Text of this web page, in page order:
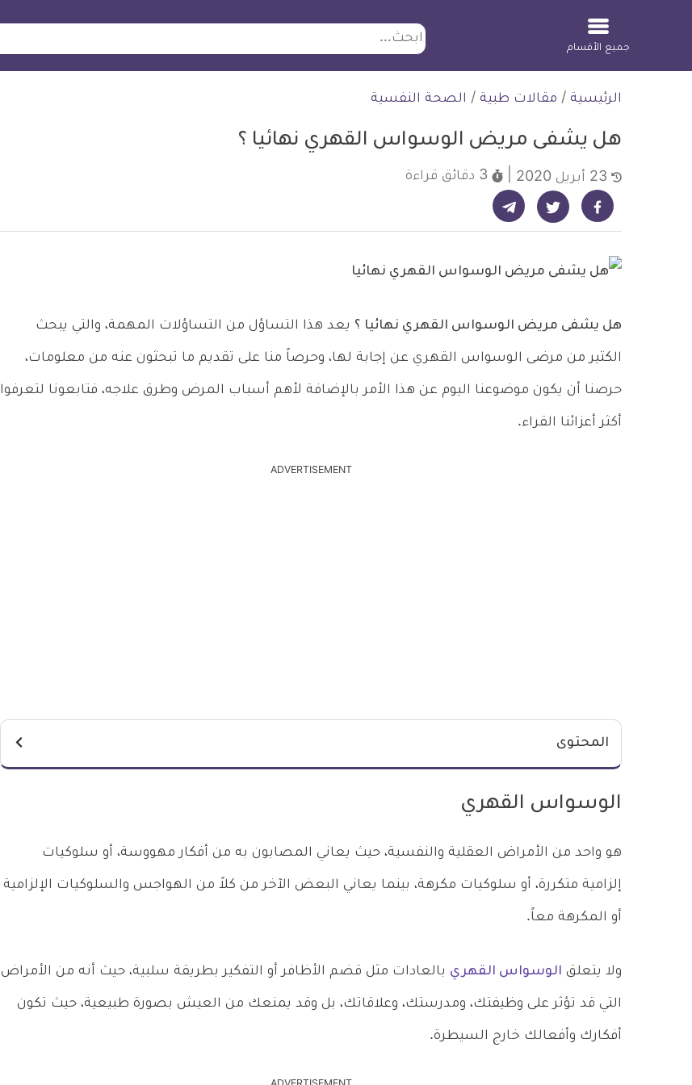
ابحث
جميع الأقسام
الرئيسية / مقالات طبية / الصحة النفسية
هل يشفى مريض الوسواس القهري نهائيا ؟
3 دقائق قراءة
شارك على فيسبوك - ديلي ميديكال انفو شارك على تويتر - ديلي ميديكال انفو شارك على تيليجرام - ديلي ميديكال انفو
هل يشفى مريض الوسواس القهري نهائيا ؟ يعد هذا التساؤل من التساؤلات المهمة، والتي يبحث
الكثير من مرضى الوسواس القهري عن إجابة لها، وحرصاً منا على تقديم ما تبحثون عنه من معلومات،
حرصنا أن يكون موضوعنا اليوم عن هذا الأمر بالإضافة لأهم أسباب المرض وطرق علاجه، فتابعونا لتعرفوا
أكثر أعزائنا القراء.
ADVERTISEMENT
المحتوى
الوسواس القهري
هو واحد من الأمراض العقلية والنفسية، حيث يعاني المصابون به من أفكار مهووسة، أو سلوكيات
إلزامية متكررة، أو سلوكيات مكرهة، بينما يعاني البعض الآخر من كلاً من الهواجس والسلوكيات الإلزامية
أو المكرهة معاً.
ولا يتعلق الوسواس القهري بالعادات مثل قضم الأظافر أو التفكير بطريقة سلبية، حيث أنه من الأمراض
التي قد تؤثر على وظيفتك، ومدرستك، وعلاقاتك، بل وقد يمنعك من العيش بصورة طبيعية، حيث تكون
أفكارك وأفعالك خارج السيطرة.